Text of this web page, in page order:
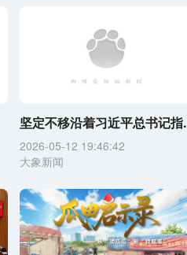
坚定不移沿着习近平总书记指
2026-05-12 19:46:42
大象新闻